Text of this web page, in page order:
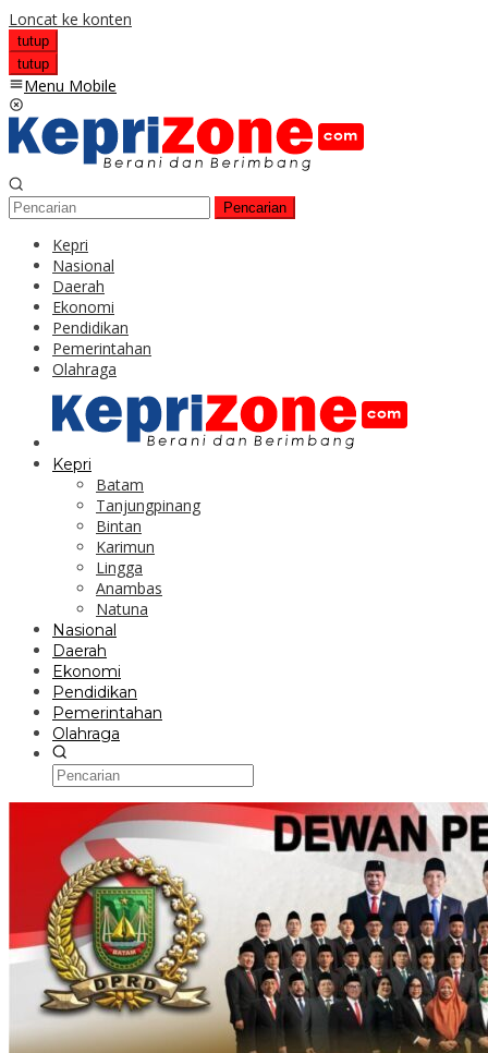
Loncat ke konten
tutup
tutup
Menu Mobile
Pencarian
Kepri
Nasional
Daerah
Ekonomi
Pendidikan
Pemerintahan
Olahraga
Kepri
Batam
Tanjungpinang
Bintan
Karimun
Lingga
Anambas
Natuna
Nasional
Daerah
Ekonomi
Pendidikan
Pemerintahan
Olahraga